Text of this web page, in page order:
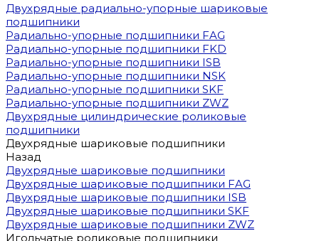
Двухрядные радиально-упорные шариковые
подшипники
Радиально-упорные подшипники FAG
Радиально-упорные подшипники FKD
Радиально-упорные подшипники ISB
Радиально-упорные подшипники NSK
Радиально-упорные подшипники SKF
Радиально-упорные подшипники ZWZ
Двухрядные цилиндрические роликовые
подшипники
Двухрядные шариковые подшипники
Назад
Двухрядные шариковые подшипники
Двухрядные шариковые подшипники FAG
Двухрядные шариковые подшипники ISB
Двухрядные шариковые подшипники SKF
Двухрядные шариковые подшипники ZWZ
Игольчатые роликовые подшипники